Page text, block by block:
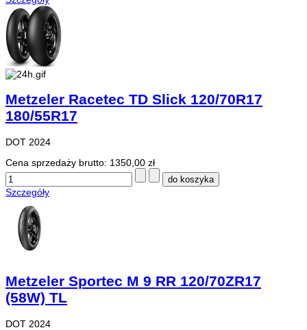
Metzeler Racetec TD Slick 120/70R17
180/55R17
DOT 2024
Cena sprzedaży brutto: 1350,00 zł
Szczegóły
Metzeler Sportec M 9 RR 120/70ZR17
(58W) TL
DOT 2024